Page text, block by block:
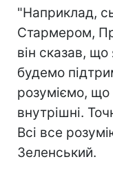
"Наприклад,
Стармером,
він сказав, що
будемо
розуміємо, що
внутрішні.
Всі все
Зеленський.